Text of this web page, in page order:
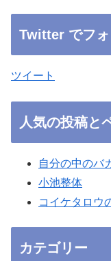
Twitter でフ
ツイート
人気の投稿と
自分の中のバ
小池整体
コイケタロウ
カテゴリー